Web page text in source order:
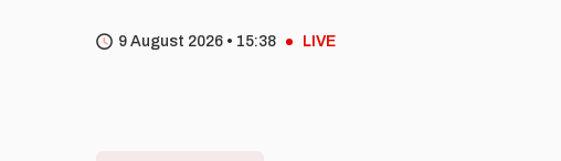
9 August 2026 • 15 38 LIVE